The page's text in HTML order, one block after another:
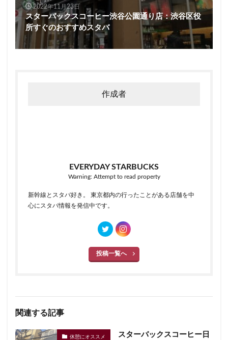
2022年11月23日
スターバックスコーヒー渋谷公園通り店：渋谷区役
所すぐのおすすめスタバ
作成者
EVERYDAY STARBUCKS
Warning: Attempt to read property
新幹線とスタバ好き。 東京都内の行ったことがある店舗を中
心にスタバ情報を発信中です。
投稿一覧へ
関連する記事
休憩にオススメ
スターバックスコーヒー日